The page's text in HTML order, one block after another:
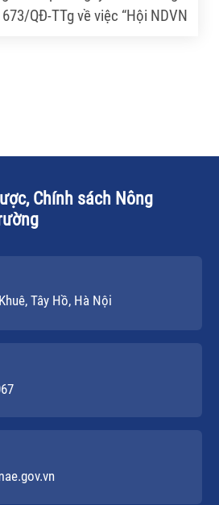
QĐ-TTg về việc “Hội NDVN
Chính sách Nông
Tây Hồ, Hà Nội